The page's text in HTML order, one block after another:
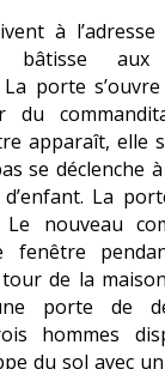
à l’adresse
bâtisse aux
La porte
du
apparaît, elle
se déclenche
La
nouveau
fenêtre
de la
porte de
hommes
du sol avec